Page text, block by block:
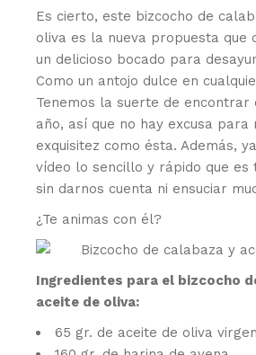
Es cierto, este bizcocho de
oliva es la nueva propuesta que
un delicioso bocado para
Como un antojo dulce en
Tenemos la suerte de
año, así que no hay excusa
exquisitez como ésta. Además,
vídeo lo sencillo y rápido que es
sin darnos cuenta ni ensuciar
¿Te animas con él?
Ingredientes para el bizcocho
aceite de oliva:
65 gr. de aceite de oliva